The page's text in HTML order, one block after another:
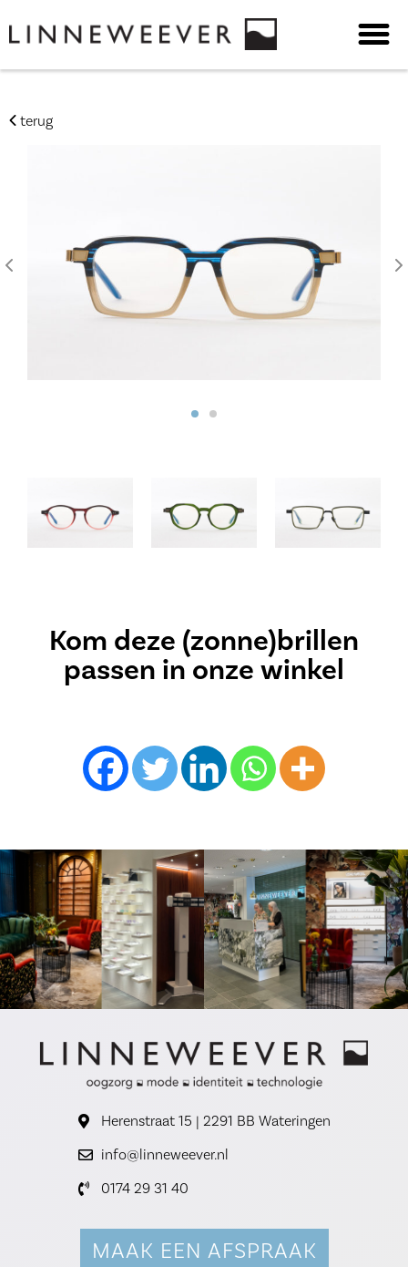
terug
Kom deze (zonne)brillen
passen in onze winkel
Herenstraat 15 | 2291 BB Wateringen
info@linneweever.nl
0174 29 31 40
MAAK EEN AFSPRAAK